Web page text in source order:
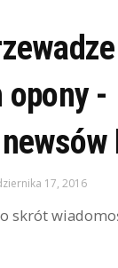
-
17, 2016
skrót